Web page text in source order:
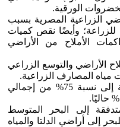
الورقية.
الزراعية المصرية بسبب
وأيضًا نقص كميات
الأملاح من الأراضي
الأراضي والتوسع الزراعي
المصارف الزراعية.
زيادة الفجوة الغذائية المصرية إلى نسبة 75% من إجمالي
إلى البحر المتوسط
إلى أراضي الدلتا والمياه